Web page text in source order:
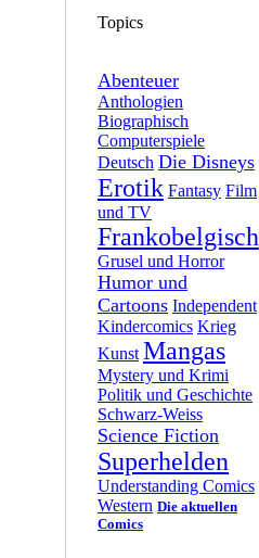
Topics
Abenteuer
Anthologien
Biographisch
Computerspiele
Deutsch Die Disneys
Erotik Fantasy Film
und TV
Frankobelgisch
Grusel und Horror
Humor und
Cartoons Independent
Kindercomics Krieg
Kunst Mangas
Mystery und Krimi
Politik und Geschichte
Schwarz-Weiss
Science Fiction
Superhelden
Understanding Comics
Western Die aktuellen
Comics